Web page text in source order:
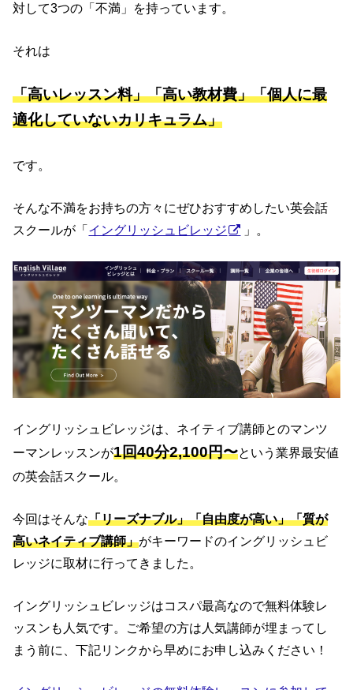
対して3つの「不満」を持っています。
それは
「高いレッスン料」「高い教材費」「個人に最
適化していないカリキュラム」
です。
そんな不満をお持ちの方々にぜひおすすめしたい英会話
スクールが「イングリッシュビレッジ 」。
イングリッシュビレッジは、ネイティブ講師とのマンツ
ーマンレッスンが1回40分2,100円〜という業界最安値
の英会話スクール。
今回はそんな「リーズナブル」「自由度が高い」「質が
高いネイティブ講師」がキーワードのイングリッシュビ
レッジに取材に行ってきました。
イングリッシュビレッジはコスパ最高なので無料体験レ
ッスンも人気です。ご希望の方は人気講師が埋まってし
まう前に、下記リンクから早めにお申し込みください！